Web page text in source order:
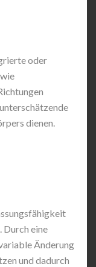
oder
dienen.
Durch eine
Änderung
und dadurch